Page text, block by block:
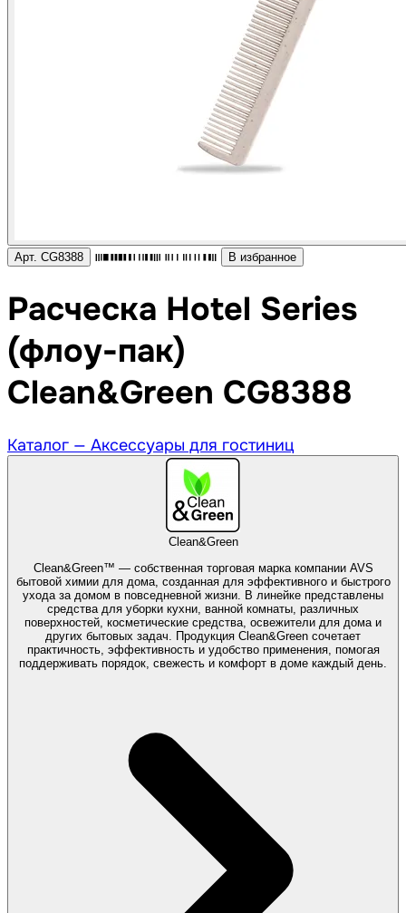
Арт. CG8388 В избранное
Расческа Hotel Series
(флоу-пак)
Clean&Green CG8388
Каталог — Аксессуары для гостиниц
Clean&Green
Clean&Green™ — собственная торговая марка компании AVS
бытовой химии для дома, созданная для эффективного и быстрого
ухода за домом в повседневной жизни. В линейке представлены
средства для уборки кухни, ванной комнаты, различных
поверхностей, косметические средства, освежители для дома и
других бытовых задач. Продукция Clean&Green сочетает
практичность, эффективность и удобство применения, помогая
поддерживать порядок, свежесть и комфорт в доме каждый день.